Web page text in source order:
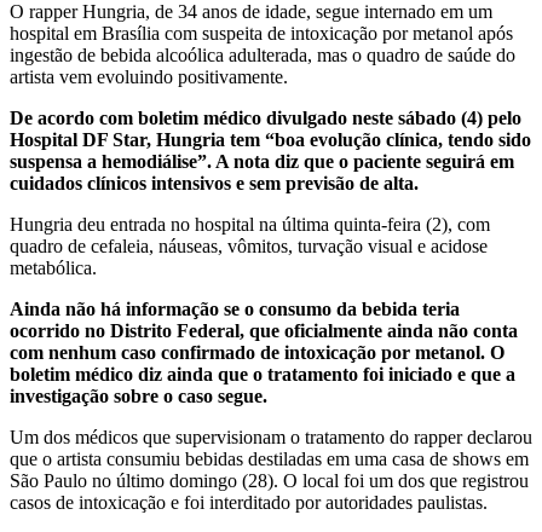
O rapper Hungria, de 34 anos de idade, segue internado em um
hospital em Brasília com suspeita de intoxicação por metanol após
ingestão de bebida alcoólica adulterada, mas o quadro de saúde do
artista vem evoluindo positivamente.
De acordo com boletim médico divulgado neste sábado (4) pelo
Hospital DF Star, Hungria tem “boa evolução clínica, tendo sido
suspensa a hemodiálise”. A nota diz que o paciente seguirá em
cuidados clínicos intensivos e sem previsão de alta.
Hungria deu entrada no hospital na última quinta-feira (2), com
quadro de cefaleia, náuseas, vômitos, turvação visual e acidose
metabólica.
Ainda não há informação se o consumo da bebida teria
ocorrido no Distrito Federal, que oficialmente ainda não conta
com nenhum caso confirmado de intoxicação por metanol. O
boletim médico diz ainda que o tratamento foi iniciado e que a
investigação sobre o caso segue.
Um dos médicos que supervisionam o tratamento do rapper declarou
que o artista consumiu bebidas destiladas em uma casa de shows em
São Paulo no último domingo (28). O local foi um dos que registrou
casos de intoxicação e foi interditado por autoridades paulistas.